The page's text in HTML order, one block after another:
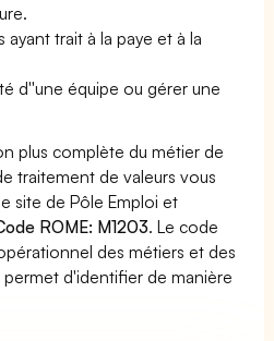
ayant trait à la paye et à la
d''une équipe ou gérer une
plus complète du métier de
traitement de valeurs vous
site de Pôle Emploi et
ROME: M1203. Le code
des métiers et des
d'identifier de manière